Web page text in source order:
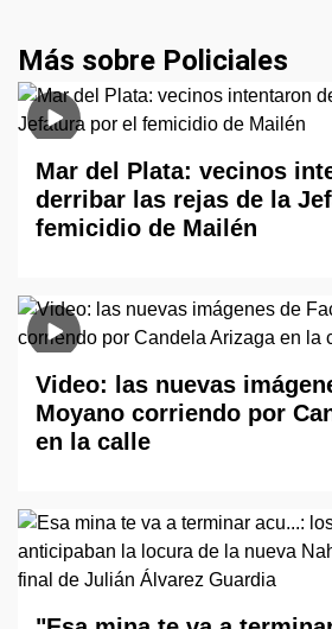
Más sobre Policiales
Mar del Plata: vecinos
derribar las rejas de la
femicidio de Mailén
Video: las nuevas
Moyano corriendo por
en la calle